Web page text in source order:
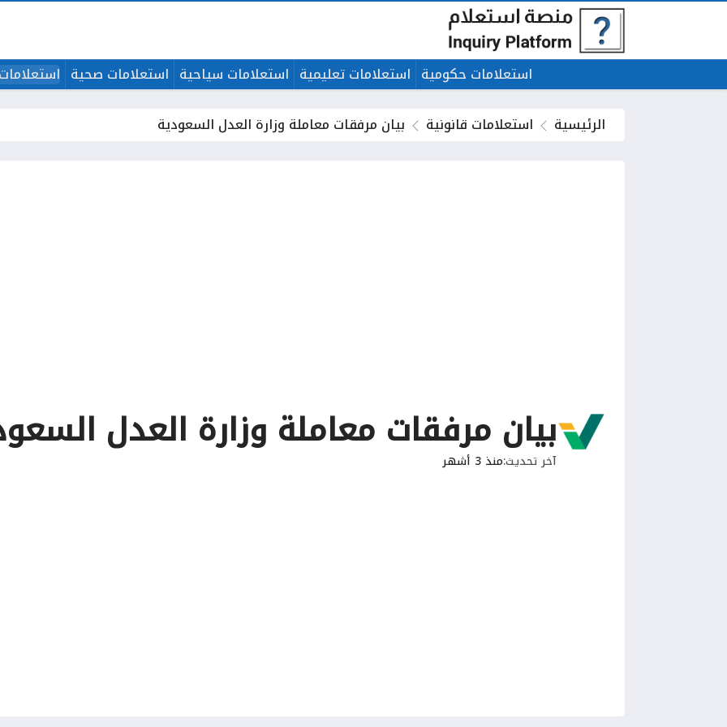
استعلامات حكومية استعلامات تعليمية استعلامات سياحية استعلامات صحية
الرئيسية
استعلامات قانونية بيان مرفقات معاملة وزارة العدل السعودية
بيان مرفقات معاملة وزارة العدل
آخر تحديثمنذ 3 أشهر